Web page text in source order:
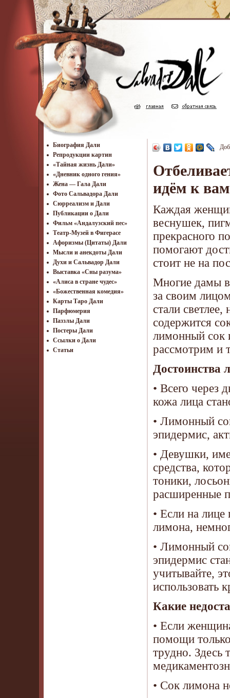
Биография Дали
Репродукции картин
«Тайная жизнь Дали»
«Дневник одного гения»
Жена — Гала Дали
Фото Сальвадора Дали
Cюрреализм и Дали
Публикации о Дали
Фильм «Андалузский пес»
Театр-Музей в Фигерасе
Афоризмы (Цитаты) Дали
Мысли и анекдоты Дали
Духи и Сальвадор Дали
Выставка «Сны разума»
«Алиса в стране чудес»
«Божественная комедия»
Карты Таро Дали
Парфюмерия
Паззлы Дали
Постеры Дали
Ссылки о Дали
Статьи
идём к
Каждая
веснушек,
прекрасного
помогают
стоит не на
Многие дамы
за своим
стали
содержится
лимонный сок
рассмотрим и
Достоинства
• Всего через
кожа лица
• Лимонный
эпидермис,
• Девушки,
средства,
тоники,
расширенные
• Если на
лимона,
• Лимонный
эпидермис
учитывайте,
использовать
Какие
• Если
помощи
трудно. Здесь
• Сок лимона